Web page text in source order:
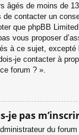
âgés de moins de
contacter un
que phpBB
vous proposer
à ce sujet, excepté
je contacter à
forum ? ».
je pas
du